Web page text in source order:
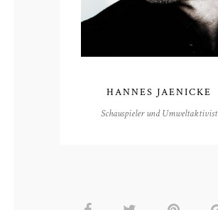
HANNES JAENICKE
Schauspieler und Umweltaktivist